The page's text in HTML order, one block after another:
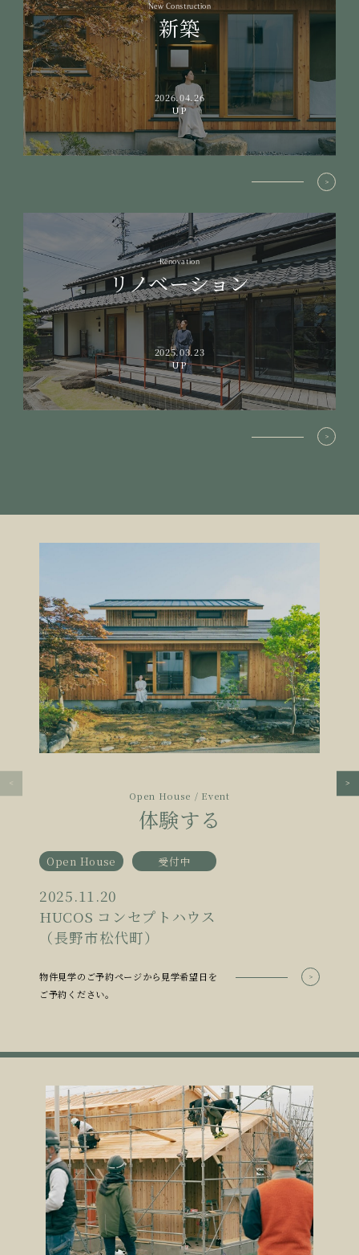
New Construction
新築
2026.04.26
UP
Renovation
リノベーション
2025.03.23
UP
Open House / Event
体験する
Open House 受付中
2025.11.20
HUCOS コンセプトハウス
（長野市松代町）
物件見学のご予約ページから見学希望日を
ご予約ください。